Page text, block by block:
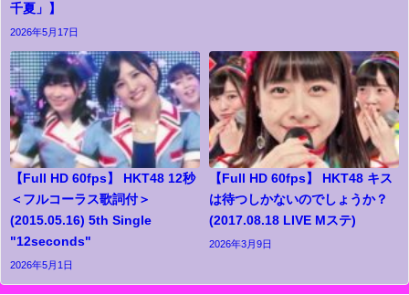
千夏」】
2026年5月17日
【Full HD 60fps】 HKT48 12秒
＜フルコーラス歌詞付＞
(2015.05.16) 5th Single
"12seconds"
2026年5月1日
【Full HD 60fps】 HKT48 キス
は待つしかないのでしょうか？
(2017.08.18 LIVE Mステ)
2026年3月9日